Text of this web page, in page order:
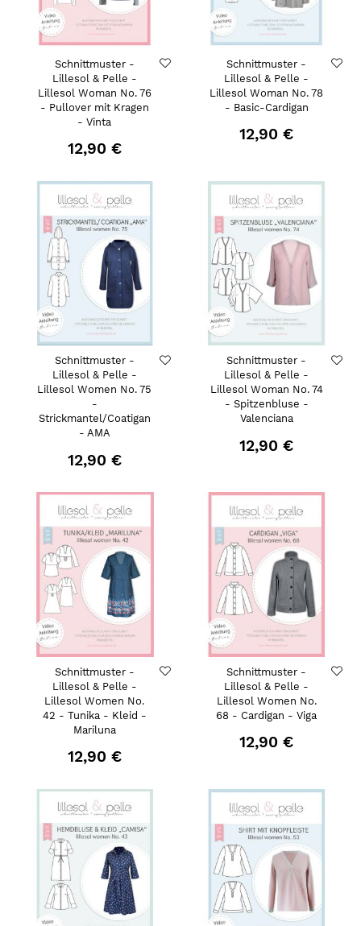
Schnittmuster -
Lillesol & Pelle -
Lillesol Woman No. 76
- Pullover mit Kragen
- Vinta
12,90 €
Schnittmuster -
Lillesol & Pelle -
Lillesol Woman No. 78
- Basic-Cardigan
12,90 €
Schnittmuster -
Lillesol & Pelle -
Lillesol Women No. 75
-
Strickmantel/Coatigan
- AMA
12,90 €
Schnittmuster -
Lillesol & Pelle -
Lillesol Woman No. 74
- Spitzenbluse -
Valenciana
12,90 €
Schnittmuster -
Lillesol & Pelle -
Lillesol Women No.
42 - Tunika - Kleid -
Mariluna
12,90 €
Schnittmuster -
Lillesol & Pelle -
Lillesol Women No.
68 - Cardigan - Viga
12,90 €